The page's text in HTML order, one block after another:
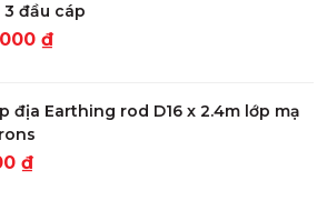
3 đầu cáp
₫
địa Earthing rod D16 x 2.4m lớp mạ
₫